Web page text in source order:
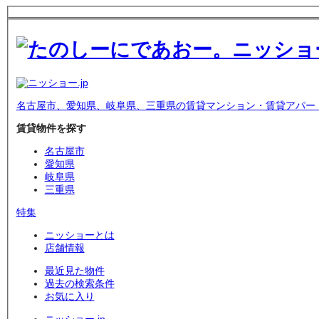
名古屋市、愛知県、岐阜県、三重県の賃貸マンション・賃貸アパー
賃貸物件を探す
名古屋市
愛知県
岐阜県
三重県
特集
ニッショーとは
店舗情報
最近見た物件
過去の検索条件
お気に入り